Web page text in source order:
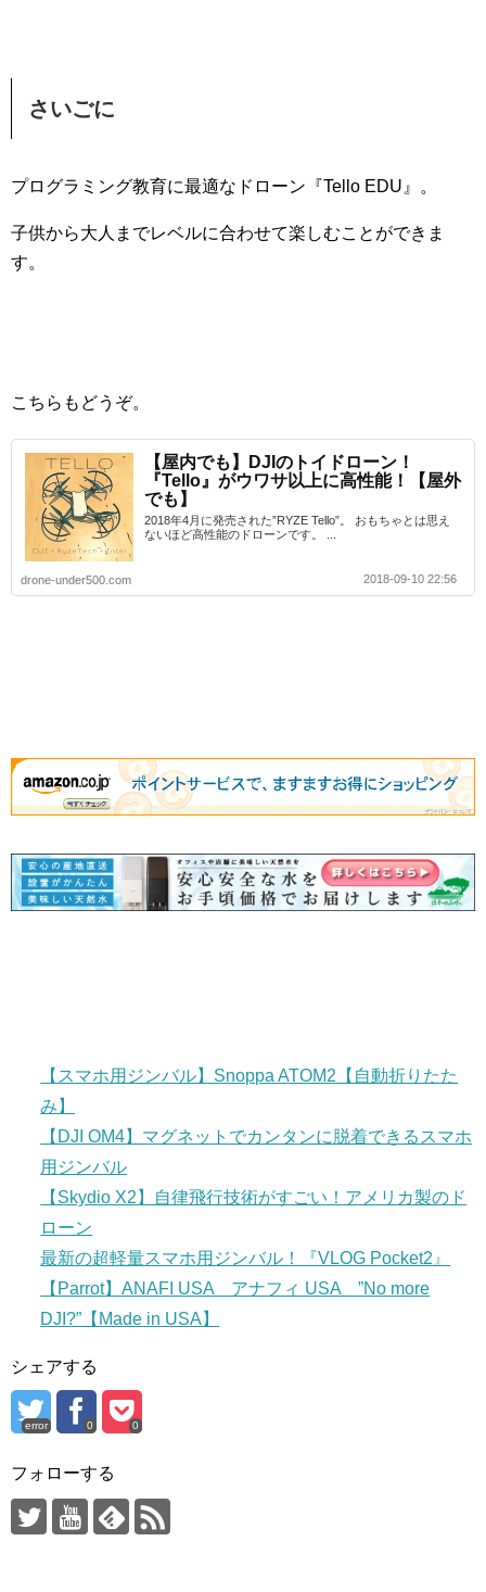
さいごに
プログラミング教育に最適なドローン『Tello EDU』。
子供から大人までレベルに合わせて楽しむことができま
す。
こちらもどうぞ。
【屋内でも】DJIのトイドローン！
『Tello』がウワサ以上に高性能！【屋外
でも】
2018年4月に発売された”RYZE Tello”。 おもちゃとは思え
ないほど高性能のドローンです。 ...
drone-under500.com 2018-09-10 22:56
【スマホ用ジンバル】Snoppa ATOM2【自動折りたた
み】
【DJI OM4】マグネットでカンタンに脱着できるスマホ
用ジンバル
【Skydio X2】自律飛行技術がすごい！アメリカ製のド
ローン
最新の超軽量スマホ用ジンバル！『VLOG Pocket2』
【Parrot】ANAFI USA アナフィ USA ”No more
DJI?”【Made in USA】
シェアする
error 0 0
フォローする